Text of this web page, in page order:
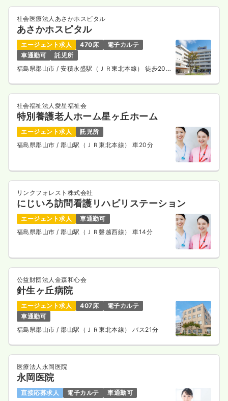
社会医療法人あさかホスピタル
あさかホスピタル
エージェント求人 470床
電子カルテ
車通勤可
託児所
福島県郡山市 / 安積永盛駅（ＪＲ東北本線） 徒歩20
社会福祉法人愛星福祉会
特別養護老人ホーム星ヶ丘ホーム
エージェント求人
託児所
福島県郡山市/ 郡山駅（ＪＲ東北本線） 車20分
リンクフォレスト株式会社
にじいろ訪問看護リハビリステーション
エージェント求人
車通勤可
福島県郡山市/ 郡山駅（ＪＲ磐越西線） 車14分
公益財団法人金森和心会
針生ヶ丘病院
エージェント求人 407床
電子カルテ
車通勤可
福島県郡山市 / 郡山駅（ＪＲ東北本線） バス21分
医療法人永岡医院
永岡医院
直接応募求人 電子カルテ 車通勤可